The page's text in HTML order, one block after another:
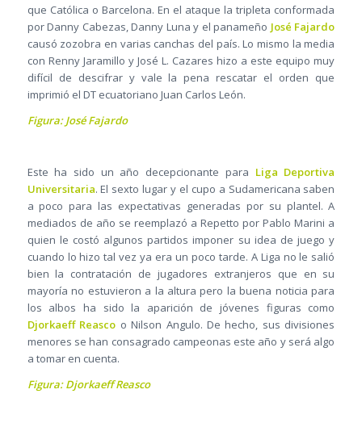
que Católica o Barcelona. En el ataque la tripleta conformada
por Danny Cabezas, Danny Luna y el panameño José Fajardo
causó zozobra en varias canchas del país. Lo mismo la media
con Renny Jaramillo y José L. Cazares hizo a este equipo muy
difícil de descifrar y vale la pena rescatar el orden que
imprimió el DT ecuatoriano Juan Carlos León.
Figura: José Fajardo
Este ha sido un año decepcionante para Liga Deportiva
Universitaria. El sexto lugar y el cupo a Sudamericana saben
a poco para las expectativas generadas por su plantel. A
mediados de año se reemplazó a Repetto por Pablo Marini a
quien le costó algunos partidos imponer su idea de juego y
cuando lo hizo tal vez ya era un poco tarde. A Liga no le salió
bien la contratación de jugadores extranjeros que en su
mayoría no estuvieron a la altura pero la buena noticia para
los albos ha sido la aparición de jóvenes figuras como
Djorkaeff Reasco o Nilson Angulo. De hecho, sus divisiones
menores se han consagrado campeonas este año y será algo
a tomar en cuenta.
Figura: Djorkaeff Reasco